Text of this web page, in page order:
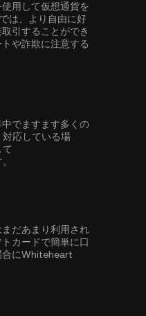
用して仮想通貨を
は、より自由に好
引することができ
や詐欺に注意する
でますます多くの
応している場
だあまり利用され
カードで簡単に口
合にWhiteheart